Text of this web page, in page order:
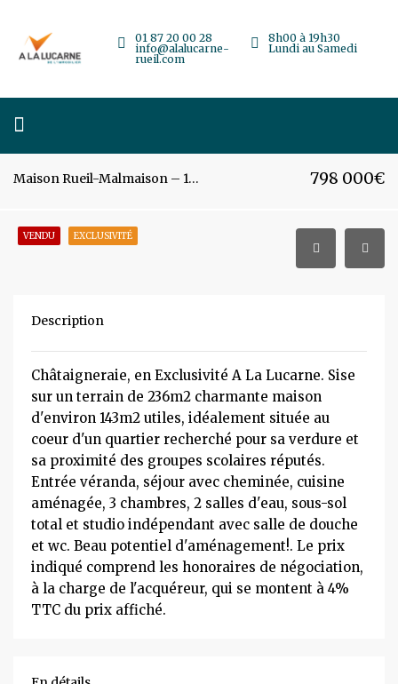
8h00 à 19h30
Lundi au Samedi
01 87 20 00 28
info@alalucarne-
rueil.com
Maison Rueil-Malmaison – 107m² – 5 pièces 798 000€
VENDU EXCLUSIVITÉ
Description
Châtaigneraie, en Exclusivité A La Lucarne. Sise
sur un terrain de 236m2 charmante maison
d'environ 143m2 utiles, idéalement située au
coeur d'un quartier recherché pour sa verdure et
sa proximité des groupes scolaires réputés.
Entrée véranda, séjour avec cheminée, cuisine
aménagée, 3 chambres, 2 salles d'eau, sous-sol
total et studio indépendant avec salle de douche
et wc. Beau potentiel d'aménagement!. Le prix
indiqué comprend les honoraires de négociation,
à la charge de l'acquéreur, qui se montent à 4%
TTC du prix affiché.